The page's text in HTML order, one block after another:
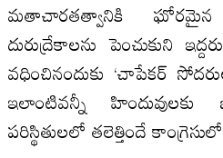
మతాచారతత్వానికి ఘోరమైన
దురుద్రేకాలను పెంచుకుని
వధించినందుకు ‘చాపేకర్‌
ఇలాంటివన్నీ
పరిస్థితులలో తలెత్తిందే